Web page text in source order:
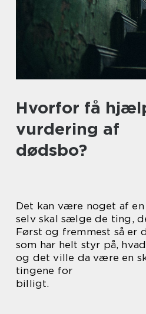
Hvorfor få
vurdering af
dødsbo?
Det kan være noget af en
selv skal sælge de ting,
Først og fremmest så er
som har helt styr på,
og det ville da være en
tingene for
billigt.